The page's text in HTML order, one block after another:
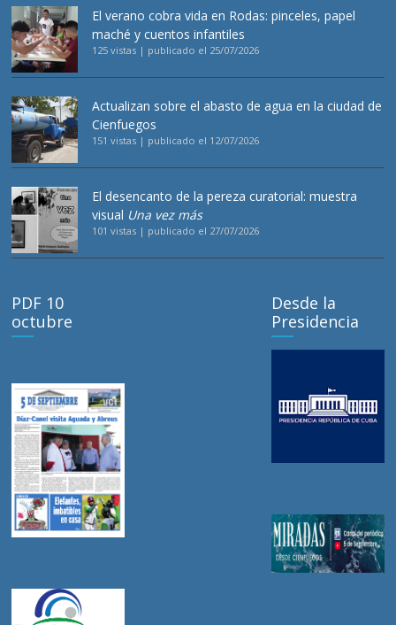
El verano cobra vida en Rodas: pinceles, papel
maché y cuentos infantiles
125 vistas | publicado el 25/07/2026
Actualizan sobre el abasto de agua en la ciudad de
Cienfuegos
151 vistas | publicado el 12/07/2026
El desencanto de la pereza curatorial: muestra
visual Una vez más
101 vistas | publicado el 27/07/2026
PDF 10
octubre
Desde la
Presidencia